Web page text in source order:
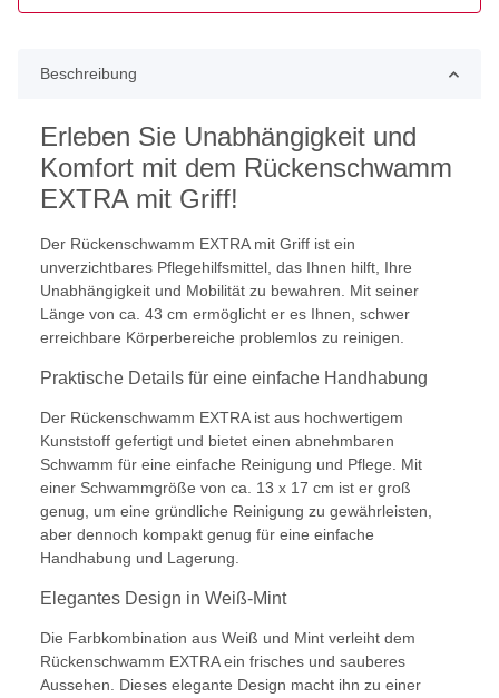
Beschreibung
Erleben Sie Unabhängigkeit und
Komfort mit dem Rückenschwamm
EXTRA mit Griff!
Der Rückenschwamm EXTRA mit Griff ist ein
unverzichtbares Pflegehilfsmittel, das Ihnen hilft, Ihre
Unabhängigkeit und Mobilität zu bewahren. Mit seiner
Länge von ca. 43 cm ermöglicht er es Ihnen, schwer
erreichbare Körperbereiche problemlos zu reinigen.
Praktische Details für eine einfache Handhabung
Der Rückenschwamm EXTRA ist aus hochwertigem
Kunststoff gefertigt und bietet einen abnehmbaren
Schwamm für eine einfache Reinigung und Pflege. Mit
einer Schwammgröße von ca. 13 x 17 cm ist er groß
genug, um eine gründliche Reinigung zu gewährleisten,
aber dennoch kompakt genug für eine einfache
Handhabung und Lagerung.
Elegantes Design in Weiß-Mint
Die Farbkombination aus Weiß und Mint verleiht dem
Rückenschwamm EXTRA ein frisches und sauberes
Aussehen. Dieses elegante Design macht ihn zu einer